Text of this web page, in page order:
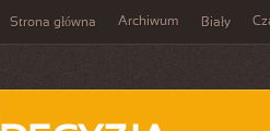
Strona główna Archiwum Biały